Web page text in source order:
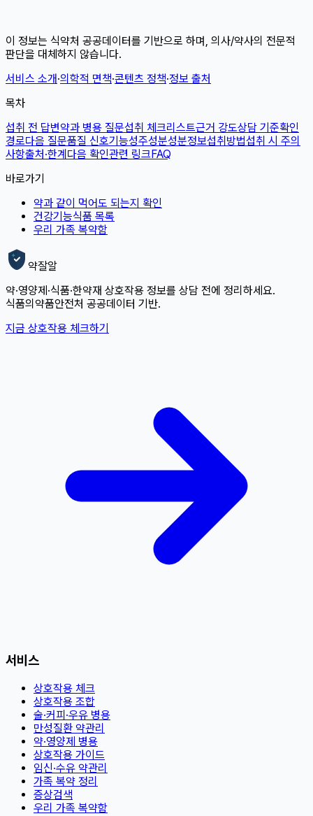
이 정보는 식약처 공공데이터를 기반으로 하며, 의사/약사의 전문적
판단을 대체하지 않습니다.
서비스 소개·의학적 면책·콘텐츠 정책·정보 출처
목차
섭취 전 답변약과 병용 질문섭취 체크리스트근거 강도상담 기준확인
경로다음 질문품질 신호기능성주성분성분정보섭취방법섭취 시 주의
사항출처·한계다음 확인관련 링크FAQ
바로가기
약과 같이 먹어도 되는지 확인
건강기능식품 목록
우리 가족 복약함
약잘알
약·영양제·식품·한약재 상호작용 정보를 상담 전에 정리하세요.
식품의약품안전처 공공데이터 기반.
지금 상호작용 체크하기
서비스
상호작용 체크
상호작용 조합
술·커피·우유 병용
만성질환 약관리
약·영양제 병용
상호작용 가이드
임신·수유 약관리
가족 복약 정리
증상검색
우리 가족 복약함